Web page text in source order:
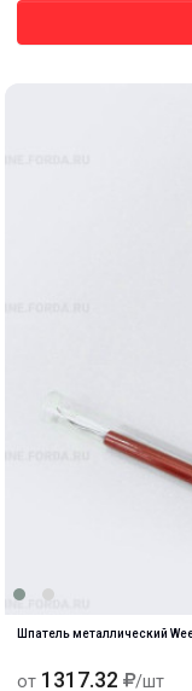
Шпатель металлический
от 1317.32 /шт